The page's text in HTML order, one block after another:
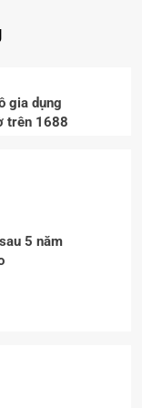
gia dụng
trên 1688
5 năm